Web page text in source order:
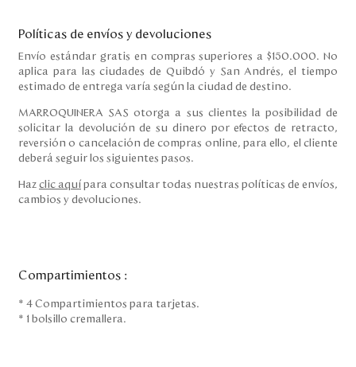
Políticas de envíos y devoluciones
Envío estándar gratis en compras superiores a $150.000. No
aplica para las ciudades de Quibdó y San Andrés, el tiempo
estimado de entrega varía según la ciudad de destino.
MARROQUINERA SAS otorga a sus clientes la posibilidad de
solicitar la devolución de su dinero por efectos de retracto,
reversión o cancelación de compras online, para ello, el cliente
deberá seguir los siguientes pasos.
Haz clic aquí para consultar todas nuestras políticas de envíos,
cambios y devoluciones.
Compartimientos :
* 4 Compartimientos para tarjetas.
* 1 bolsillo cremallera.